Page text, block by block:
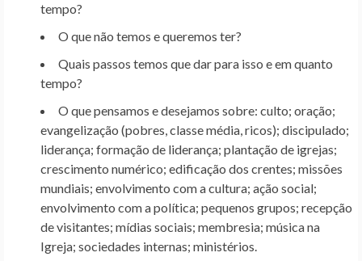
tempo?
O que não temos e queremos ter?
Quais passos temos que dar para isso e em quanto
tempo?
O que pensamos e desejamos sobre: culto; oração;
evangelização (pobres, classe média, ricos); discipulado;
liderança; formação de liderança; plantação de igrejas;
crescimento numérico; edificação dos crentes; missões
mundiais; envolvimento com a cultura; ação social;
envolvimento com a política; pequenos grupos; recepção
de visitantes; mídias sociais; membresia; música na
Igreja; sociedades internas; ministérios.